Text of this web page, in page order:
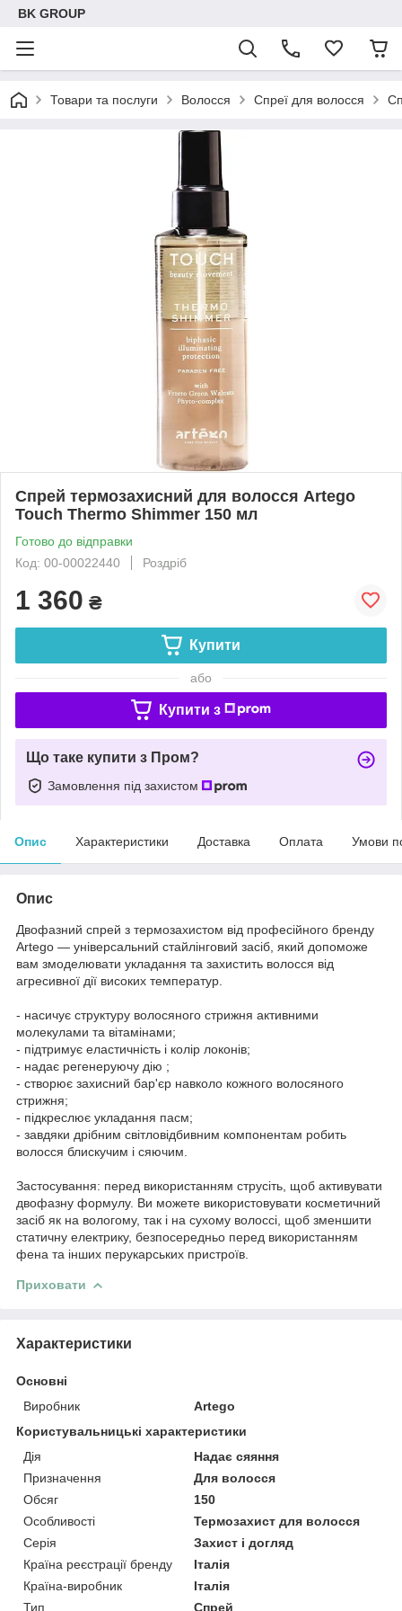
BK GROUP
Товари та послуги Волосся Спреї для волосся
Спрей термозахисний для волосся Artego
Touch Thermo Shimmer 150 мл
Готово до відправки
Код: 00-00022440
Роздріб
1 360 ₴
Купити
або
Купити з
Що таке купити з Пром?
Замовлення під захистом
Опис Характеристики Доставка Оплата Умови
Опис
Двофазний спрей з термозахистом від професійного бренду
Artego — універсальний стайлінговий засіб, який допоможе
вам змоделювати укладання та захистить волосся від
агресивної дії високих температур.
- насичує структуру волосяного стрижня активними
молекулами та вітамінами;
- підтримує еластичність і колір локонів;
- надає регенеруючу дію ;
- створює захисний бар'єр навколо кожного волосяного
стрижня;
- підкреслює укладання пасм;
- завдяки дрібним світловідбивним компонентам робить
волосся блискучим і сяючим.
Застосування: перед використанням струсіть, щоб активувати
двофазну формулу. Ви можете використовувати косметичний
засіб як на вологому, так і на сухому волоссі, щоб зменшити
статичну електрику, безпосередньо перед використанням
фена та інших перукарських пристроїв.
Приховати
Характеристики
Основні
Виробник
Artego
Користувальницькі характеристики
Дія
Надає сяяння
Призначення
Для волосся
Обсяг
150
Особливості
Термозахист для волосся
Серія
Захист і догляд
Країна реєстрації бренду
Італія
Країна-виробник
Італія
Тип
Спрей